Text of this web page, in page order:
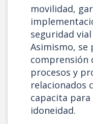
movilidad,
seguridad
Asimismo, se
comprensión
procesos y
relacionados
capacita
idoneidad.